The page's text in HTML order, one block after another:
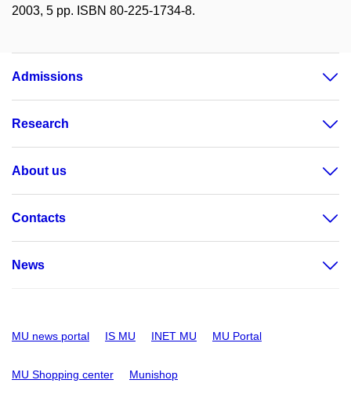
2003, 5 pp. ISBN 80-225-1734-8.
Admissions
Research
About us
Contacts
News
MU news portal IS MU INET MU MU Portal
MU Shopping center Munishop